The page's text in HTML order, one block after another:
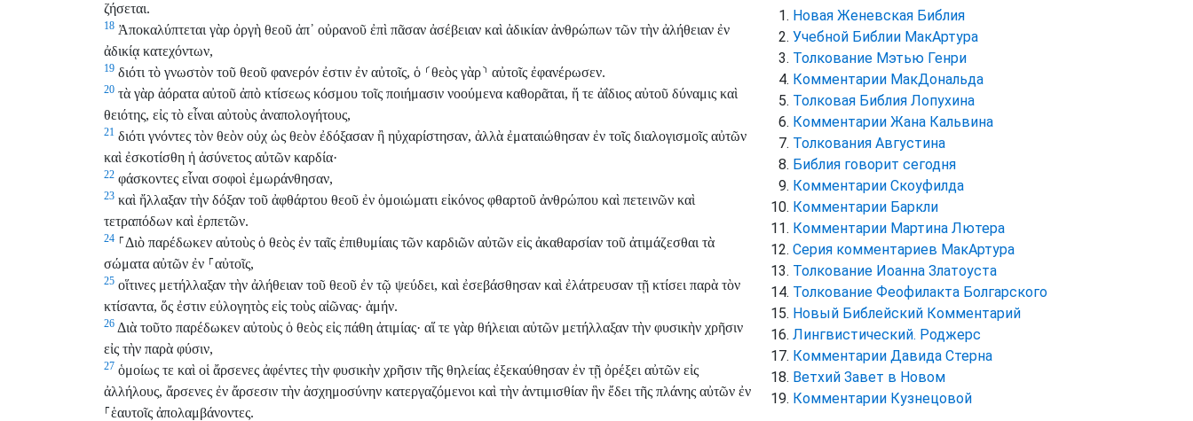
ζήσεται.
18 Ἀποκαλύπτεται γὰρ ὀργὴ θεοῦ ἀπ᾽ οὐρανοῦ ἐπὶ πᾶσαν ἀσέβειαν καὶ ἀδικίαν ἀνθρώπων τῶν τὴν ἀλήθειαν ἐν
ἀδικίᾳ κατεχόντων,
19 διότι τὸ γνωστὸν τοῦ θεοῦ φανερόν ἐστιν ἐν αὐτοῖς, ὁ ⸂θεὸς γὰρ⸃ αὐτοῖς ἐφανέρωσεν.
20 τὰ γὰρ ἀόρατα αὐτοῦ ἀπὸ κτίσεως κόσμου τοῖς ποιήμασιν νοούμενα καθορᾶται, ἥ τε ἀΐδιος αὐτοῦ δύναμις καὶ
θειότης, εἰς τὸ εἶναι αὐτοὺς ἀναπολογήτους,
21 διότι γνόντες τὸν θεὸν οὐχ ὡς θεὸν ἐδόξασαν ἢ ηὐχαρίστησαν, ἀλλὰ ἐματαιώθησαν ἐν τοῖς διαλογισμοῖς αὐτῶν
καὶ ἐσκοτίσθη ἡ ἀσύνετος αὐτῶν καρδία·
22 φάσκοντες εἶναι σοφοὶ ἐμωράνθησαν,
23 καὶ ἤλλαξαν τὴν δόξαν τοῦ ἀφθάρτου θεοῦ ἐν ὁμοιώματι εἰκόνος φθαρτοῦ ἀνθρώπου καὶ πετεινῶν καὶ
τετραπόδων καὶ ἑρπετῶν.
24 ⸀Διὸ παρέδωκεν αὐτοὺς ὁ θεὸς ἐν ταῖς ἐπιθυμίαις τῶν καρδιῶν αὐτῶν εἰς ἀκαθαρσίαν τοῦ ἀτιμάζεσθαι τὰ
σώματα αὐτῶν ἐν ⸀αὐτοῖς,
25 οἵτινες μετήλλαξαν τὴν ἀλήθειαν τοῦ θεοῦ ἐν τῷ ψεύδει, καὶ ἐσεβάσθησαν καὶ ἐλάτρευσαν τῇ κτίσει παρὰ τὸν
κτίσαντα, ὅς ἐστιν εὐλογητὸς εἰς τοὺς αἰῶνας· ἀμήν.
26 Διὰ τοῦτο παρέδωκεν αὐτοὺς ὁ θεὸς εἰς πάθη ἀτιμίας· αἵ τε γὰρ θήλειαι αὐτῶν μετήλλαξαν τὴν φυσικὴν χρῆσιν
εἰς τὴν παρὰ φύσιν,
27 ὁμοίως τε καὶ οἱ ἄρσενες ἀφέντες τὴν φυσικὴν χρῆσιν τῆς θηλείας ἐξεκαύθησαν ἐν τῇ ὀρέξει αὐτῶν εἰς
ἀλλήλους, ἄρσενες ἐν ἄρσεσιν τὴν ἀσχημοσύνην κατεργαζόμενοι καὶ τὴν ἀντιμισθίαν ἣν ἔδει τῆς πλάνης αὐτῶν ἐν
⸀ἑαυτοῖς ἀπολαμβάνοντες.
Новая Женевская Библия
Учебной Библии МакАртура
Толкование Мэтью Генри
Комментарии МакДональда
Толковая Библия Лопухина
Комментарии Жана Кальвина
Толкования Августина
Библия говорит сегодня
Комментарии Скоуфилда
Комментарии Баркли
Комментарии Мартина Лютера
Серия комментариев МакАртура
Толкование Иоанна Златоуста
Толкование Феофилакта Болгарского
Новый Библейский Комментарий
Лингвистический. Роджерс
Комментарии Давида Стерна
Ветхий Завет в Новом
Комментарии Кузнецовой